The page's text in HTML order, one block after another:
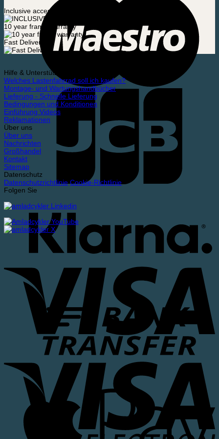
Inclusive accessories
10 year frame warranty
Fast Delivery
Hilfe & Unterstützung
Welches Lastenfahrrad soll ich kaufen?
Montage- und Wartungshandbücher
Lieferung - Schnelle Lieferung
Bedingungen und Konditionen
Einführung Videos
Reklamationen
Über uns
Über uns
Nachrichten
Großhandel
Kontakt
Sitemap
Datenschutz
Datenschutzrichtlinie Cookie-Richtlinie
Folgen Sie